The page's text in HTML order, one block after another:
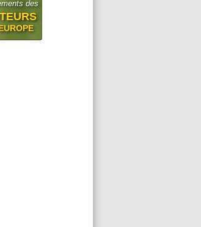
des